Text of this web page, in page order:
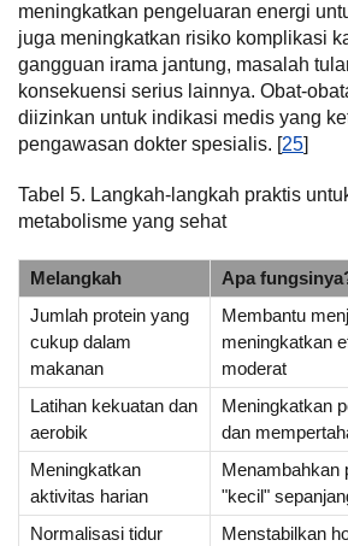
meningkatkan pengeluaran energi
juga meningkatkan risiko komplikasi
gangguan irama jantung, masalah
konsekuensi serius lainnya. Obat-
diizinkan untuk indikasi medis yang
pengawasan dokter spesialis. [25]
Tabel 5. Langkah-langkah praktis
metabolisme yang sehat
Melangkah
Apa
Jumlah protein yang
cukup dalam
makanan
Membantu
meningkatkan
moderat
Latihan kekuatan dan
aerobik
Meningkatkan
dan
Meningkatkan
aktivitas harian
Menambahkan
"kecil"
Normalisasi tidur
Menstabilkan